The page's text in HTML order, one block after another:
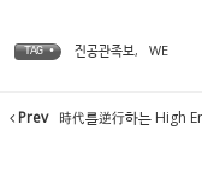
TAG • 진공관족보, WE
Prev 時代를逆行하는 High